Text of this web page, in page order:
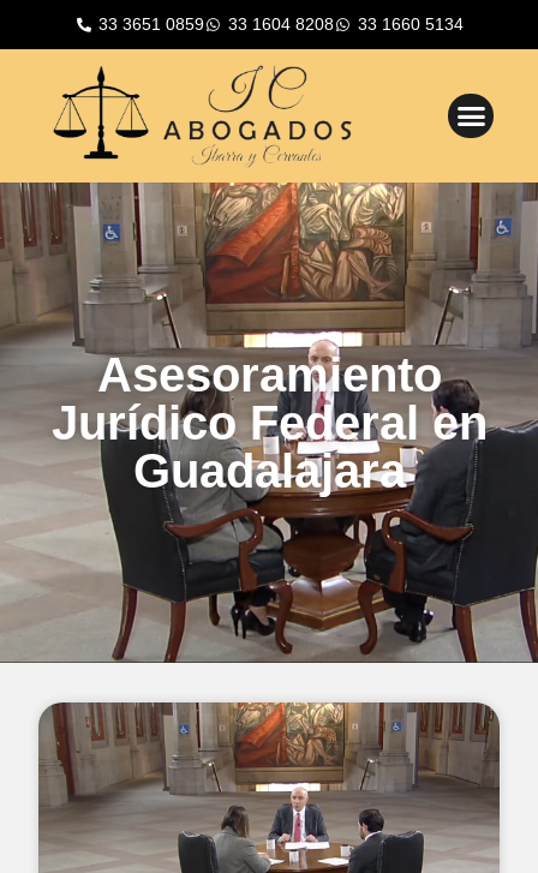
33 3651 0859 33 1604 8208 33 1660 5134
Asesoramiento
Jurídico Federal en
Guadalajara